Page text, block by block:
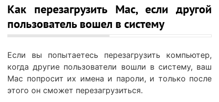
Как перезагрузить Mac, если другой
пользователь вошел в систему
Если вы попытаетесь перезагрузить компьютер,
когда другие пользователи вошли в систему, ваш
Mac попросит их имена и пароли, и только после
этого он сможет перезагрузиться.